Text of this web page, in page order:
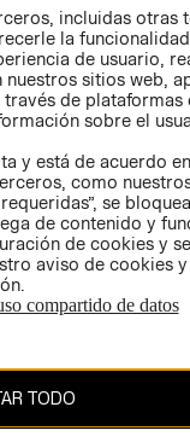
AVISO DE
COOKIES
LIBRO DE
incluidas otras
la
de usuario,
sitios web,
de plataformas
sobre el
y está de acuerdo
como
se
de contenido y
de cookies y
aviso de cookies
compartido de datos
TODO